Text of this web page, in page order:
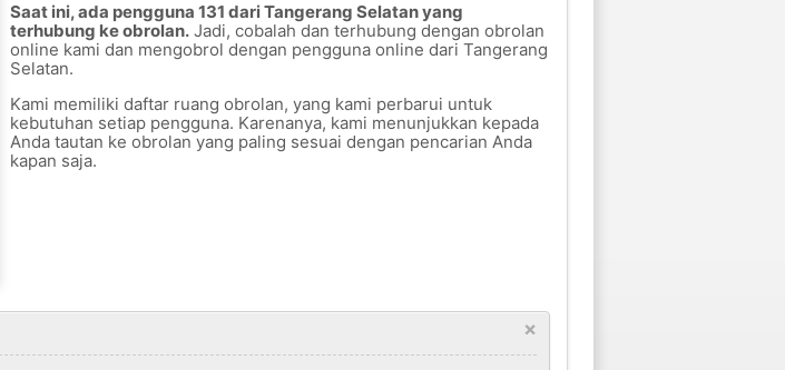
Saat ini, ada pengguna 131 dari Tangerang Selatan yang
terhubung ke obrolan.Jadi, cobalah dan terhubung dengan obrolan
online kami dan mengobrol dengan pengguna online dari Tangerang
Selatan.
Kami memiliki daftar ruang obrolan, yang kami perbarui untuk
kebutuhan setiap pengguna. Karenanya, kami menunjukkan kepada
Anda tautan ke obrolan yang paling sesuai dengan pencarian Anda
kapan saja.
×